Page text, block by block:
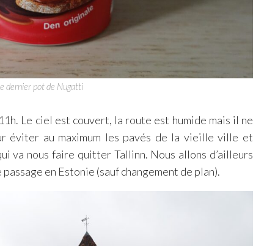
dernier pot de Nugatti
Le ciel est couvert, la route est humide mais il ne
éviter au maximum les pavés de la vieille ville et
va nous faire quitter Tallinn. Nous allons d’ailleurs
en Estonie (sauf changement de plan).